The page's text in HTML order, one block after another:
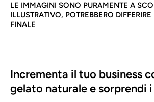
LE IMMAGINI SONO PURAMENTE A
ILLUSTRATIVO, POTREBBERO
FINALE
Incrementa il tuo business
gelato naturale e sorprendi